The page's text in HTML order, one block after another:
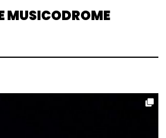
MUSICODROME